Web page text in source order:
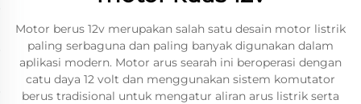
Motor berus 12v merupakan salah satu desain motor listrik
paling serbaguna dan paling banyak digunakan dalam
aplikasi modern. Motor arus searah ini beroperasi dengan
catu daya 12 volt dan menggunakan sistem komutator
berus tradisional untuk mengatur aliran arus listrik serta